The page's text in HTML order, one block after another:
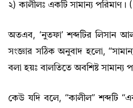
২) কালীলঃ একটি সামান্য পরিমাণ।
অতএব, ‘নুতফা’ শব্দটির লিসান
সংজ্ঞার সঠিক অনুবাদ হলো,
বলা হয়ঃ বালতিতে অবশিষ্ট সামান্য
কেউ যদি বলে, “কালীল” শব্দটি